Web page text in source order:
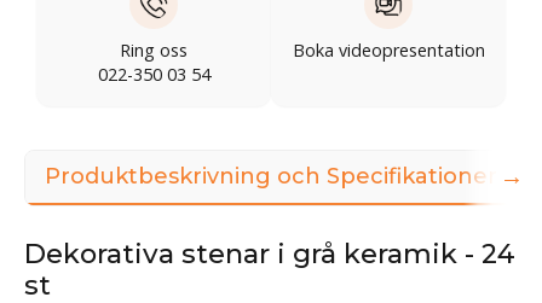
Ring oss
022-350 03 54
Boka videopresentation
Produktbeskrivning och Specifikationer
Dekorativa stenar i grå keramik - 24
st
→